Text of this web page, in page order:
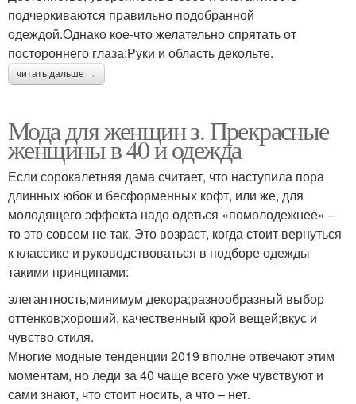
подчеркиваются правильно подобранной
одеждой.Однако кое-что желательно спрятать от
постороннего глаза:Руки и область декольте.
читать дальше →
Мода для женщин з. Прекрасные
женщины в 40 и одежда
Если сорокалетняя дама считает, что наступила пора
длинных юбок и бесформенных кофт, или же, для
молодящего эффекта надо одеться «помолодежнее» –
то это совсем не так. Это возраст, когда стоит вернуться
к классике и руководствоваться в подборе одежды
такими принципами:
элегантность;минимум декора;разнообразный выбор
оттенков;хороший, качественный крой вещей;вкус и
чувство стиля.
Многие модные тенденции 2019 вполне отвечают этим
моментам, но леди за 40 чаще всего уже чувствуют и
сами знают, что стоит носить, а что – нет.